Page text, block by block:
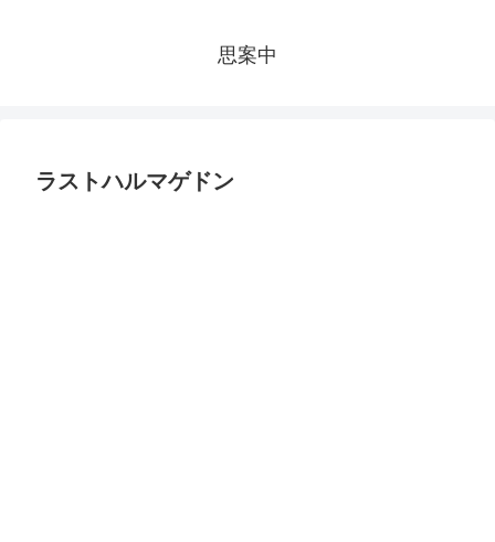
思案中
ラストハルマゲドン